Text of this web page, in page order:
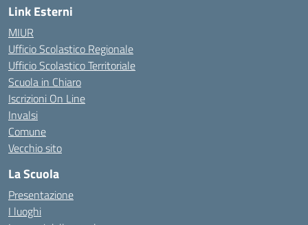
Link Esterni
MIUR
Ufficio Scolastico Regionale
Ufficio Scolastico Territoriale
Scuola in Chiaro
Iscrizioni On Line
Invalsi
Comune
Vecchio sito
La Scuola
Presentazione
I luoghi